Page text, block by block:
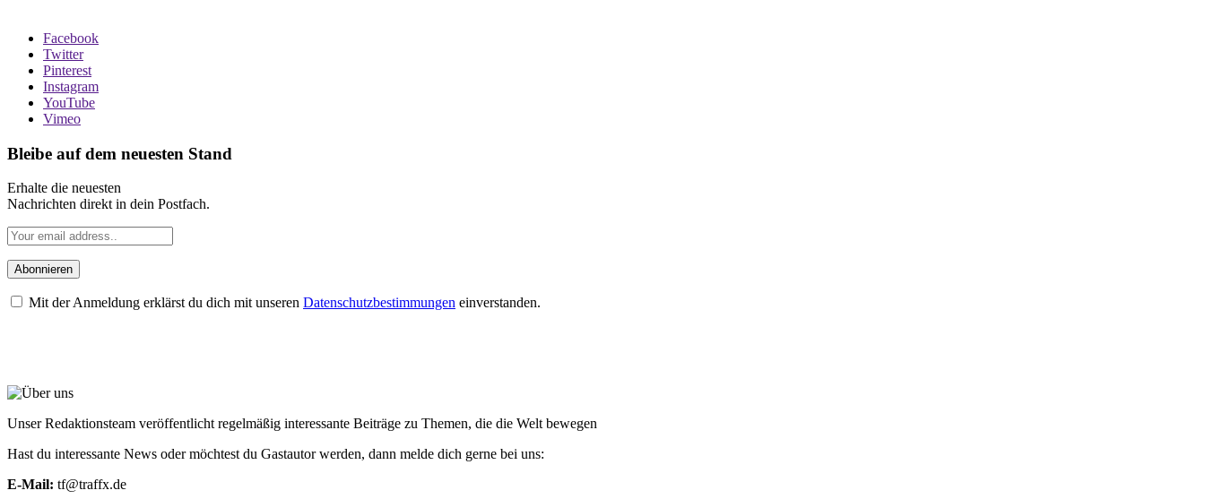
Facebook
Twitter
Pinterest
Instagram
YouTube
Vimeo
Bleibe auf dem neuesten Stand
Erhalte die neuesten
Nachrichten direkt in dein Postfach.
Mit der Anmeldung erklärst du dich mit unseren Datenschutzbestimmungen einverstanden.
Unser Redaktionsteam veröffentlicht regelmäßig interessante Beiträge zu Themen, die die Welt bewegen
Hast du interessante News oder möchtest du Gastautor werden, dann melde dich gerne bei uns:
E-Mail: tf@traffx.de